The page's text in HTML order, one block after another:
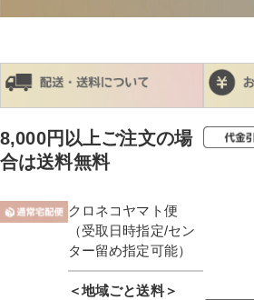
8,000円以上ご注文の場
合は送料無料
クロネコヤマト便
（受取日時指定/セン
ター留め指定可能）
＜地域ごと送料＞